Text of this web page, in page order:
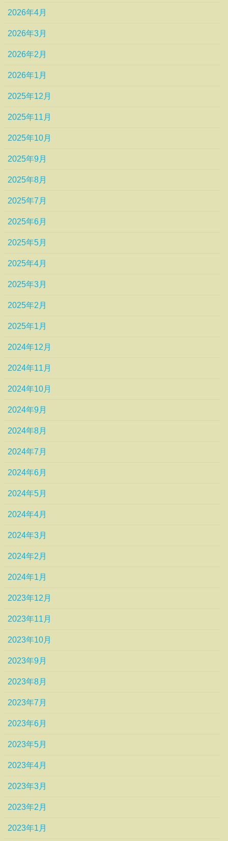
2026年4月
2026年3月
2026年2月
2026年1月
2025年12月
2025年11月
2025年10月
2025年9月
2025年8月
2025年7月
2025年6月
2025年5月
2025年4月
2025年3月
2025年2月
2025年1月
2024年12月
2024年11月
2024年10月
2024年9月
2024年8月
2024年7月
2024年6月
2024年5月
2024年4月
2024年3月
2024年2月
2024年1月
2023年12月
2023年11月
2023年10月
2023年9月
2023年8月
2023年7月
2023年6月
2023年5月
2023年4月
2023年3月
2023年2月
2023年1月